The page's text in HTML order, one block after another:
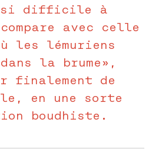
si difficile à
avec celle
les lémuriens
la brume»,
finalement de
en une sorte
boudhiste.